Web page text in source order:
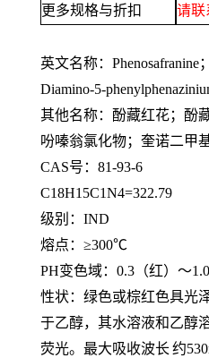
更多规格与折扣
请联
英文名称： Phenosafranine
Diamino-5-
其他名称：酚藏红花；酚
吩嗪翁氯化物；奎诺二甲
CAS号：81-93-6
C18H15C1N4=322.79
级别： IND
熔点： ≥300℃
PH变色域：0.3（红）～1.0
性状：绿色或棕红色具光
于乙醇，其水溶液和乙醇
荧光。最大吸收波长约